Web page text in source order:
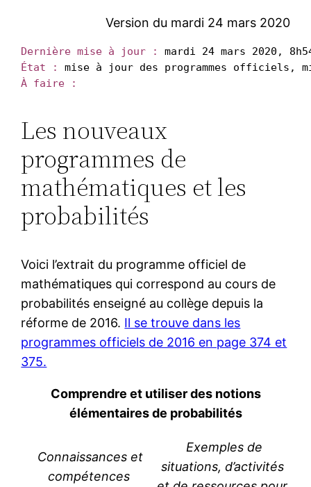
Version du mardi 24 mars 2020
Dernière mise à jour :
État :
À faire :
Les nouveaux
programmes de
mathématiques et les
probabilités
Voici l’extrait du programme officiel de
mathématiques qui correspond au cours de
probabilités enseigné au collège depuis la
réforme de 2016. Il se trouve dans les
programmes officiels de 2016 en page 374 et
375.
Comprendre et utiliser des notions
élémentaires de probabilités
Connaissances et
compétences
Exemples de
situations, d’activités